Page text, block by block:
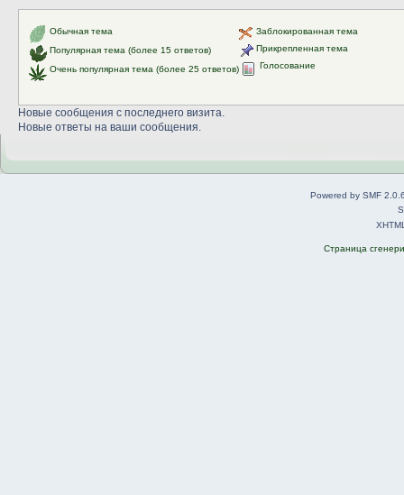
Обычная тема
Популярная тема (более 15 ответов)
Очень популярная тема (более 25 ответов)
Заблокированная тема
Прикрепленная тема
Голосование
Новые сообщения с последнего визита.
Новые ответы на ваши сообщения.
Powered by SMF
Страница